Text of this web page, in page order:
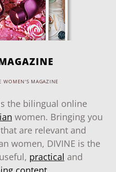
WOMEN'S MAGAZINE
the bilingual online
women. Bringing you
are relevant and
women, DIVINE is the
practical and